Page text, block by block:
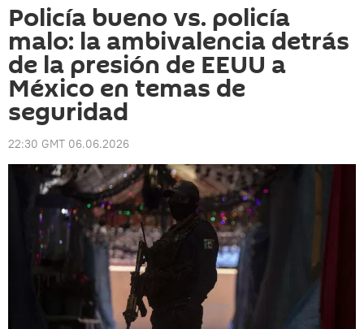
Policía bueno vs. policía
malo: la ambivalencia detrás
de la presión de EEUU a
México en temas de
seguridad
22:30 GMT 06.06.2026